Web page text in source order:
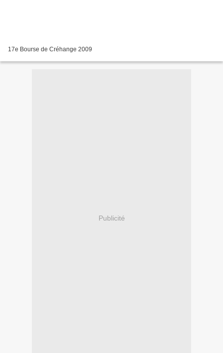
17e Bourse de Créhange 2009
Publicité